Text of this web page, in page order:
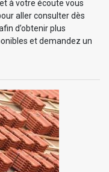
à votre écoute vous
aller consulter dès
d’obtenir plus
et demandez un